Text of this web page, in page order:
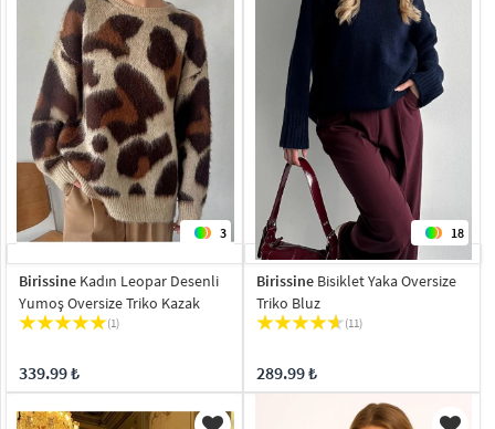
3
Birissine Kadın Leopar Desenli
Yumoş Oversize Triko Kazak
(1)
339.99 ₺
18
Birissine Bisiklet Yaka Oversize
Triko Bluz
(11)
289.99 ₺